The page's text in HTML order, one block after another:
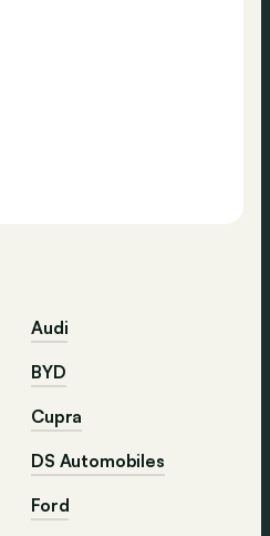
Audi
BYD
Cupra
DS Automobiles
Ford